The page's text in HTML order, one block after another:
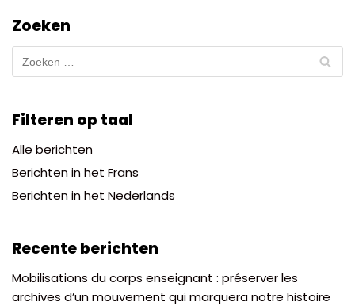
Zoeken
Filteren op taal
Alle berichten
Berichten in het Frans
Berichten in het Nederlands
Recente berichten
Mobilisations du corps enseignant : préserver les
archives d’un mouvement qui marquera notre histoire